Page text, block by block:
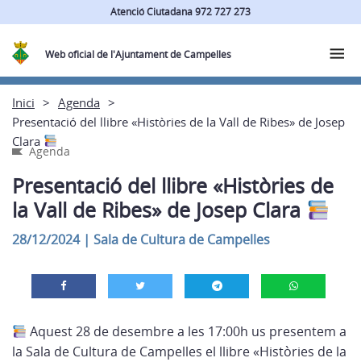
Atenció Ciutadana 972 727 273
Web oficial de l'Ajuntament de Campelles
Inici
Agenda
Presentació del llibre «Històries de la Vall de Ribes» de Josep
Clara
Agenda
Presentació del llibre «Històries de
la Vall de Ribes» de Josep Clara
28/12/2024| Sala de Cultura de Campelles
Aquest 28 de desembre a les 17:00h us presentem a
la Sala de Cultura de Campelles el llibre «Històries de la